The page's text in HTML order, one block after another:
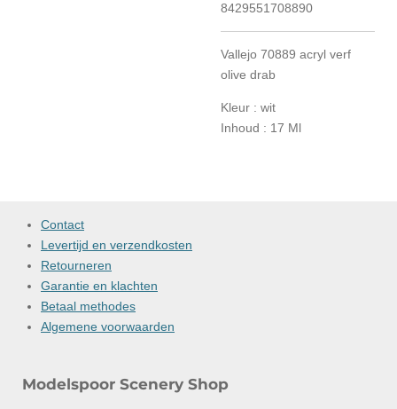
8429551708890
Vallejo 70889 acryl verf
olive drab
Kleur : wit
Inhoud : 17 Ml
Contact
Levertijd en verzendkosten
Retourneren
Garantie en klachten
Betaal methodes
Algemene voorwaarden
Modelspoor Scenery Shop